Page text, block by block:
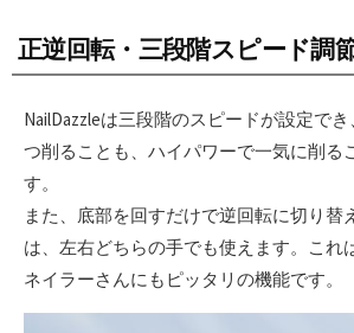
正逆回転・三段階スピード調
NailDazzleは三段階のスピードが設定で
つ削ることも、ハイパワーで一気に削る
す。
また、底部を回すだけで逆回転に切り替
は、左右どちらの手でも使えます。これ
ネイラーさんにもピッタリの機能です。